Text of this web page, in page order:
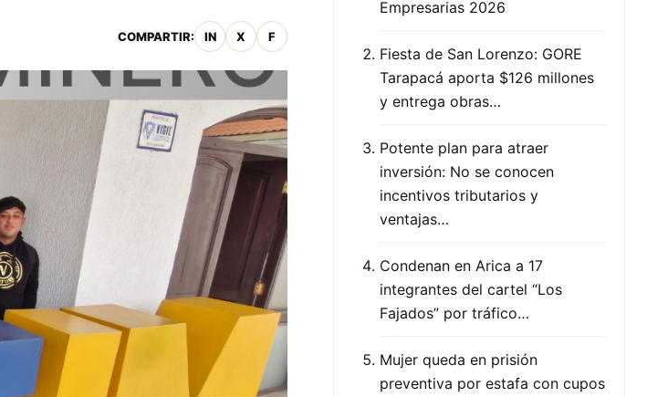
COMPARTIR: IN X F
Empresarias 2026
Fiesta de San Lorenzo: GORE
Tarapacá aporta $126 millones
y entrega obras…
Potente plan para atraer
inversión: No se conocen
incentivos tributarios y
ventajas…
Condenan en Arica a 17
integrantes del cartel “Los
Fajados” por tráfico…
Mujer queda en prisión
preventiva por estafa con cupos